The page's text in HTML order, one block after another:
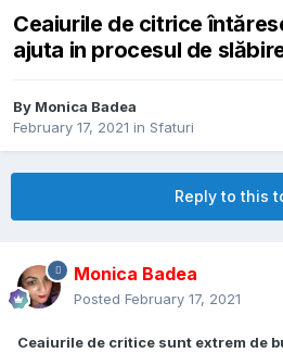
Ceaiurile de citrice
ajuta in procesul de
By Monica Badea
February 17, 2021 in Sfaturi
Reply to this
Monica Badea
Posted February 17, 2021
Ceaiurile de critice sunt extrem de